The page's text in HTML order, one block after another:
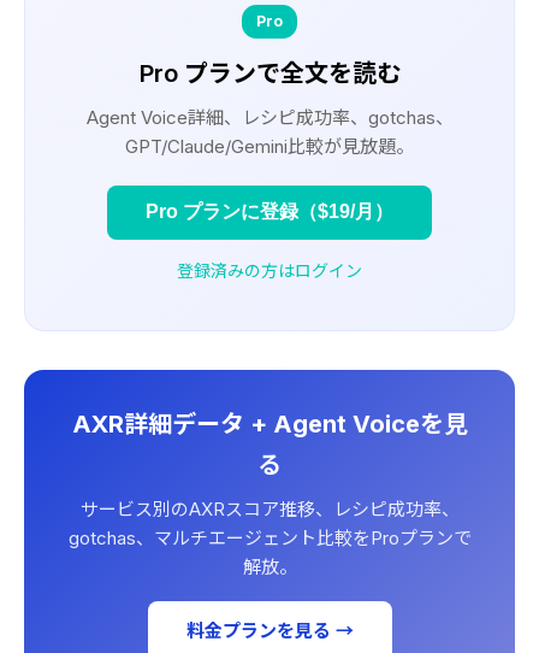
Pro
Pro プランで全文を読む
Agent Voice詳細、レシピ成功率、gotchas、
GPT/Claude/Gemini比較が見放題。
Pro プランに登録（$19/月）
登録済みの方はログイン
AXR詳細データ + Agent Voiceを見
る
サービス別のAXRスコア推移、レシピ成功率、
gotchas、マルチエージェント比較をProプランで
解放。
料金プランを見る →